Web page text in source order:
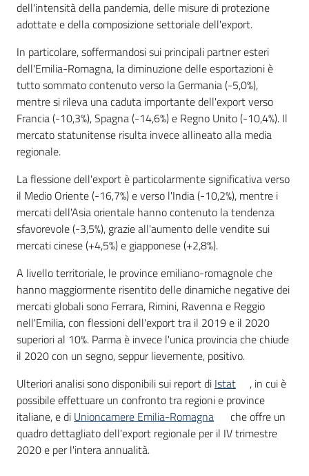
dell'intensità della pandemia, delle misure di protezione
adottate e della composizione settoriale dell'export.
In particolare, soffermandosi sui principali partner esteri
dell'Emilia-Romagna, la diminuzione delle esportazioni è
tutto sommato contenuto verso la Germania (-5,0%),
mentre si rileva una caduta importante dell'export verso
Francia (-10,3%), Spagna (-14,6%) e Regno Unito (-10,4%). Il
mercato statunitense risulta invece allineato alla media
regionale.
La flessione dell'export è particolarmente significativa verso
il Medio Oriente (-16,7%) e verso l'India (-10,2%), mentre i
mercati dell'Asia orientale hanno contenuto la tendenza
sfavorevole (-3,5%), grazie all'aumento delle vendite sui
mercati cinese (+4,5%) e giapponese (+2,8%).
A livello territoriale, le province emiliano-romagnole che
hanno maggiormente risentito delle dinamiche negative dei
mercati globali sono Ferrara, Rimini, Ravenna e Reggio
nell'Emilia, con flessioni dell'export tra il 2019 e il 2020
superiori al 10%. Parma è invece l'unica provincia che chiude
il 2020 con un segno, seppur lievemente, positivo.
Ulteriori analisi sono disponibili sui report di Istat
, in cui è
possibile effettuare un confronto tra regioni e province
italiane, e di Unioncamere Emilia-Romagna
che offre un
quadro dettagliato dell'export regionale per il IV trimestre
2020 e per l'intera annualità.